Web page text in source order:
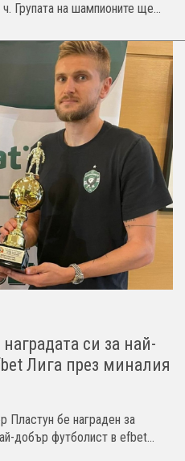
Групата на шампионите ще...
си за най-
Лига през миналия
Пластун бе награден за
добър футболист в efbet...